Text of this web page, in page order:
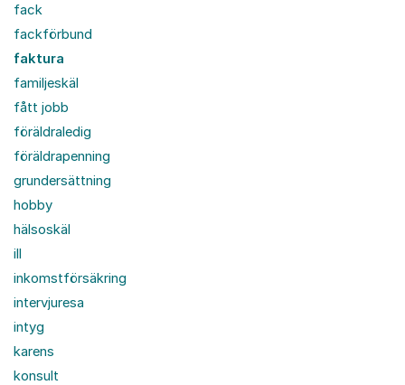
fack
fackförbund
faktura
familjeskäl
fått jobb
föräldraledig
föräldrapenning
grundersättning
hobby
hälsoskäl
ill
inkomstförsäkring
intervjuresa
intyg
karens
konsult